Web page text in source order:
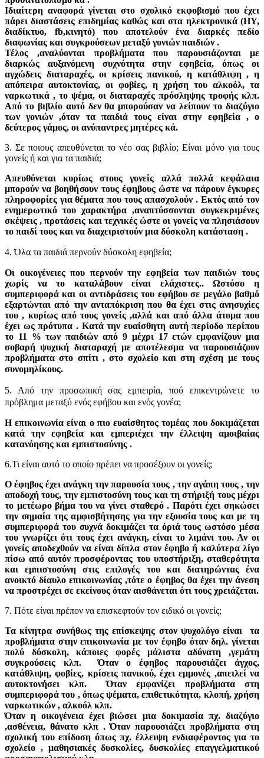
Ιδιαίτερη αναφορά γίνεται στο σχολικό εκφοβισμό που έχει
πάρει διαστάσεις επιδημίας καθώς και στα ηλεκτρονικά (ΗΥ,
διαδίκτυο, fb,κινητό) που αποτελούν ένα διαρκές πεδίο
διαφωνίας και συγκρούσεων μεταξύ γονιών παιδιών .
Τέλος ,αναλύονται προβλήματα που παρουσιάζονται με
διαρκώς αυξανόμενη συχνότητα στην εφηβεία, όπως οι
αγχώδεις διαταραχές, οι κρίσεις πανικού, η κατάθλιψη , η
απόπειρα αυτοκτονίας, οι φοβίες, η χρήση του αλκοόλ, τα
ναρκωτικά , το ψέμα, οι διαταραχές πρόσληψης τροφής κλπ.
Από το βιβλίο αυτό δεν θα μπορούσαν να λείπουν το διαζύγιο
των γονιών ,όταν τα παιδιά τους είναι στην εφηβεία , ο
δεύτερος γάμος, οι ανύπαντρες μητέρες κά.
3. Σε ποιους απευθύνεται το νέο σας βιβλίο; Είναι μόνο για τους
γονείς ή και για τα παιδιά;
Απευθύνεται κυρίως στους γονείς αλλά πολλά κεφάλαια
μπορούν να βοηθήσουν τους έφηβους ώστε να πάρουν έγκυρες
πληροφορίες για θέματα που τους απασχολούν . Εκτός από τον
ενημερωτικό του χαρακτήρα ,αναπτύσσονται συγκεκριμένες
σκέψεις , προτάσεις και τεχνικές ώστε οι γονείς να πλησιάσουν
το παιδί τους και να διαχειριστούν μια δύσκολη κατάσταση .
4. Όλα τα παιδιά περνούν δύσκολη εφηβεία;
Οι οικογένειες που περνούν την εφηβεία των παιδιών τους
χωρίς να το καταλάβουν είναι ελάχιστες.. Ωστόσο η
συμπεριφορά και οι αντιδράσεις του εφήβου σε μεγάλο βαθμό
εξαρτώνται από την ανταπόκριση που θα έχει στις ανησυχίες
του , κυρίως από τους γονείς ,αλλά και από άλλα άτομα που
έχει ως πρότυπα . Κατά την ευαίσθητη αυτή περίοδο περίπου
το 11 % των παιδιών από 9 μέχρι 17 ετών εμφανίζουν μια
σοβαρή ψυχική διαταραχή με αποτέλεσμα να παρουσιάζουν
προβλήματα στο σπίτι , στο σχολείο και στη σχέση με τους
συνομηλίκους.
5. Από την προσωπική σας εμπειρία, πού επικεντρώνετε το
πρόβλημα μεταξύ ενός εφήβου και ενός γονέα;
Η επικοινωνία είναι ο πιο ευαίσθητος τομέας που δοκιμάζεται
κατά την εφηβεία και εμπεριέχει την έλλειψη αμοιβαίας
κατανόησης και εμπιστοσύνης .
6.Τι είναι αυτό το οποίο πρέπει να προσέξουν οι γονείς;
Ο έφηβος έχει ανάγκη την παρουσία τους , την αγάπη τους , την
αποδοχή τους, την εμπιστοσύνη τους και τη στήριξή τους μέχρι
το μετέωρο βήμα του να γίνει σταθερό . Παρότι έχει σηκώσει
την σημαία της αμφισβήτησης για την εξουσία τους και με τη
συμπεριφορά του συχνά δοκιμάζει τα όριά τους ωστόσο μέσα
του γνωρίζει ότι τους έχει ανάγκη, είναι το λιμάνι του. Αν οι
γονείς αποδεχθούν να είναι δίπλα στον έφηβο ή καλύτερα λίγο
πίσω από αυτόν προσφέροντας του υποστήριξη, σταθερότητα
και εμπιστοσύνη στις επιλογές του και διατηρώντας ένα
ανοικτό δίαυλο επικοινωνίας ,τότε ο έφηβος θα έχει την άνεση
να προστρέχει σε εκείνους όταν αισθάνεται ότι τους χρειάζεται.
7. Πότε είναι πρέπον να επισκεφτούν τον ειδικό οι γονείς;
Τα κίνητρα συνήθως της επίσκεψης στον ψυχολόγο είναι τα
προβλήματα στην επικοινωνία με τον έφηβο όταν δηλ. γίνεται
πολύ δύσκολη, κάποιες φορές μάλιστα αδύνατη ,γεμάτη
συγκρούσεις κλπ. Όταν ο έφηβος παρουσιάζει άγχος,
κατάθλιψη, φοβίες, κρίσεις πανικού, έχει εμμονές ,απειλεί να
αυτοκτονήσει κλπ. Όταν εμφανίζει προβλήματα στη
συμπεριφορά του , όπως ψέματα, επιθετικότητα, κλοπή, χρήση
ναρκωτικών , αλκοόλ κλπ.
Όταν η οικογένεια έχει βιώσει μια δοκιμασία πχ. διαζύγιο
,ασθένεια, θάνατο κλπ . Όταν παρουσιάζει προβλήματα στη
σχολική του επίδοση όπως πχ. έλλειψη ενδιαφέροντος για το
σχολείο , μαθησιακές δυσκολίες, δυσκολίες επαγγελματικού